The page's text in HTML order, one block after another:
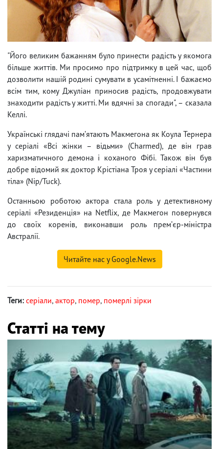
"Його великим бажанням було принести радість у якомога
більше життів. Ми просимо про підтримку в цей час, щоб
дозволити нашій родині сумувати в усамітненні. І бажаємо
всім тим, кому Джуліан приносив радість, продовжувати
знаходити радість у житті. Ми вдячні за спогади", – сказала
Келлі.
Українські глядачі памʼятають Макмегона як Коула Тернера
у серіалі «Всі жінки – відьми» (Charmed), де він грав
харизматичного демона і коханого Фібі. Також він був
добре відомий як доктор Крістіана Троя у серіалі «Частини
тіла» (Nip/Tuck).
Останньою роботою акторa стала роль у детективному
серіалі «Резиденція» на Netflix, де Макмегон повернувся
до своїх коренів, виконавши роль премʼєр-міністра
Австралії.
Читайте нас у Google.News
Теги: серіали, актор, помер, померлі зірки
Статті на тему